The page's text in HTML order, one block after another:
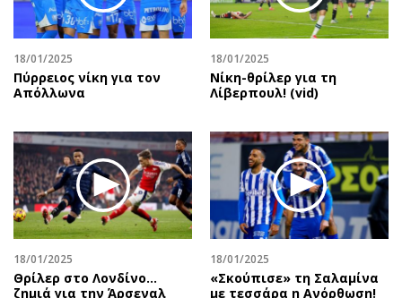
18/01/2025
Πύρρειος νίκη για τον
Απόλλωνα
18/01/2025
Νίκη-θρίλερ για τη
Λίβερπουλ! (vid)
18/01/2025
Θρίλερ στο Λονδίνο…
ζημιά για την Άρσεναλ
18/01/2025
«Σκούπισε» τη Σαλαμίνα
με τεσσάρα η Ανόρθωση!